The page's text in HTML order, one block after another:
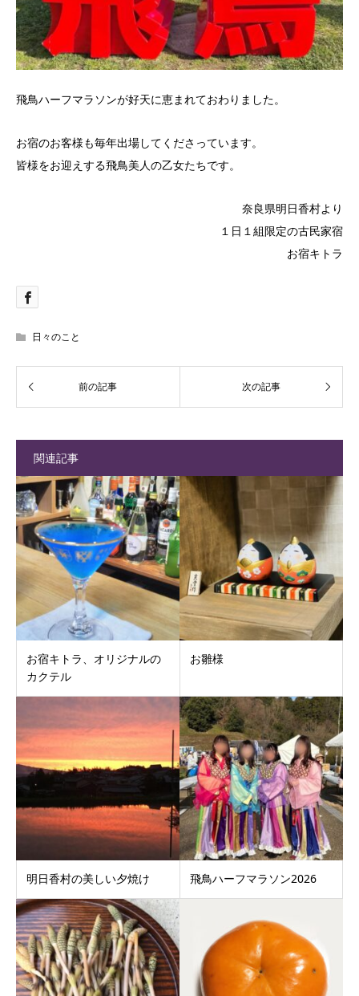
飛鳥ハーフマラソンが好天に恵まれておわりました。
お宿のお客様も毎年出場してくださっています。
皆様をお迎えする飛鳥美人の乙女たちです。
奈良県明日香村より
１日１組限定の古民家宿
お宿キトラ
日々のこと
関連記事
お宿キトラ、オリジナルの
カクテル
お雛様
明日香村の美しい夕焼け 飛鳥ハーフマラソン2026